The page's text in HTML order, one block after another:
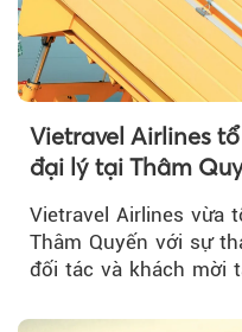
Vietravel Airlines
đại lý tại Thâm
đường bay thẳng
Vietravel Airlines vừa
Thâm Quyến với sự
đối tác và khách mời